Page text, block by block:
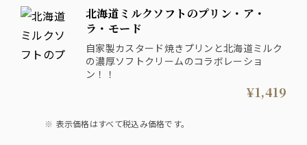
北海道ミルクソフトのプリン・ア・
ラ・モード
自家製カスタード焼きプリンと北海道ミルク
の濃厚ソフトクリームのコラボレーショ
ン！！
¥1,419
表示価格はすべて税込み価格です。